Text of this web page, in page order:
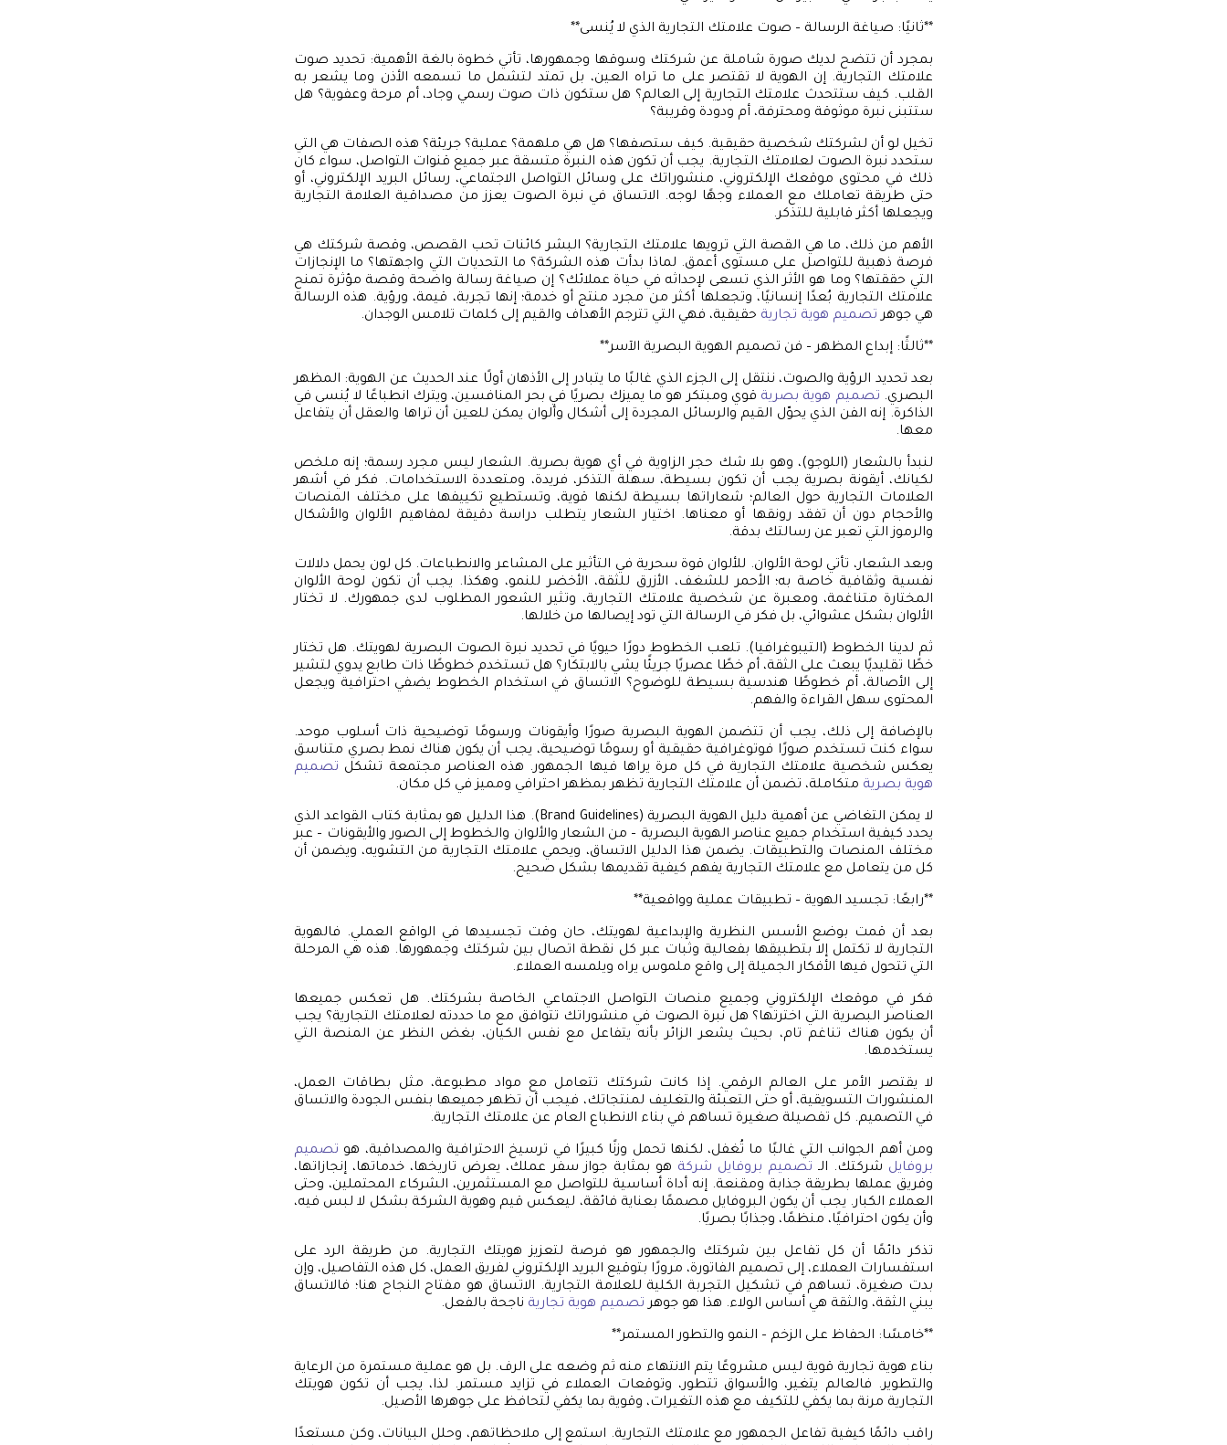
**ثانيًا: صياغة الرسالة – صوت علامتك التجارية الذي لا يُنسى**
بمجرد أن تتضح لديك صورة شاملة عن شركتك وسوقها وجمهورها، تأتي خطوة بالغة الأهمية: تحديد صوت
علامتك التجارية. إن الهوية لا تقتصر على ما تراه العين، بل تمتد لتشمل ما تسمعه الأذن وما يشعر به
القلب. كيف ستتحدث علامتك التجارية إلى العالم؟ هل ستكون ذات صوت رسمي وجاد، أم مرحة وعفوية؟ هل
ستتبنى نبرة موثوقة ومحترفة، أم ودودة وقريبة؟
تخيل لو أن لشركتك شخصية حقيقية. كيف ستصفها؟ هل هي ملهمة؟ عملية؟ جريئة؟ هذه الصفات هي التي
ستحدد نبرة الصوت لعلامتك التجارية. يجب أن تكون هذه النبرة متسقة عبر جميع قنوات التواصل، سواء كان
ذلك في محتوى موقعك الإلكتروني، منشوراتك على وسائل التواصل الاجتماعي، رسائل البريد الإلكتروني، أو
حتى طريقة تعاملك مع العملاء وجهًا لوجه. الاتساق في نبرة الصوت يعزز من مصداقية العلامة التجارية
ويجعلها أكثر قابلية للتذكر.
الأهم من ذلك، ما هي القصة التي ترويها علامتك التجارية؟ البشر كائنات تحب القصص، وقصة شركتك هي
فرصة ذهبية للتواصل على مستوى أعمق. لماذا بدأت هذه الشركة؟ ما التحديات التي واجهتها؟ ما الإنجازات
التي حققتها؟ وما هو الأثر الذي تسعى لإحداثه في حياة عملائك؟ إن صياغة رسالة واضحة وقصة مؤثرة تمنح
علامتك التجارية بُعدًا إنسانيًا، وتجعلها أكثر من مجرد منتج أو خدمة؛ إنها تجربة، قيمة، ورؤية. هذه الرسالة
هي جوهر تصميم هوية تجارية حقيقية، فهي التي تترجم الأهداف والقيم إلى كلمات تلامس الوجدان.
**ثالثًا: إبداع المظهر – فن تصميم الهوية البصرية الآسر**
بعد تحديد الرؤية والصوت، ننتقل إلى الجزء الذي غالبًا ما يتبادر إلى الأذهان أولًا عند الحديث عن الهوية: المظهر
البصري. تصميم هوية بصرية قوي ومبتكر هو ما يميزك بصريًا في بحر المنافسين، ويترك انطباعًا لا يُنسى في
الذاكرة. إنه الفن الذي يحوّل القيم والرسائل المجردة إلى أشكال وألوان يمكن للعين أن تراها والعقل أن يتفاعل
معها.
لنبدأ بالشعار (اللوجو)، وهو بلا شك حجر الزاوية في أي هوية بصرية. الشعار ليس مجرد رسمة؛ إنه ملخص
لكيانك، أيقونة بصرية يجب أن تكون بسيطة، سهلة التذكر، فريدة، ومتعددة الاستخدامات. فكر في أشهر
العلامات التجارية حول العالم؛ شعاراتها بسيطة لكنها قوية، وتستطيع تكييفها على مختلف المنصات
والأحجام دون أن تفقد رونقها أو معناها. اختيار الشعار يتطلب دراسة دقيقة لمفاهيم الألوان والأشكال
والرموز التي تعبر عن رسالتك بدقة.
وبعد الشعار، تأتي لوحة الألوان. للألوان قوة سحرية في التأثير على المشاعر والانطباعات. كل لون يحمل دلالات
نفسية وثقافية خاصة به؛ الأحمر للشغف، الأزرق للثقة، الأخضر للنمو، وهكذا. يجب أن تكون لوحة الألوان
المختارة متناغمة، ومعبرة عن شخصية علامتك التجارية، وتثير الشعور المطلوب لدى جمهورك. لا تختار
الألوان بشكل عشوائي، بل فكر في الرسالة التي تود إيصالها من خلالها.
ثم لدينا الخطوط (التيبوغرافيا). تلعب الخطوط دورًا حيويًا في تحديد نبرة الصوت البصرية لهويتك. هل تختار
خطًا تقليديًا يبعث على الثقة، أم خطًا عصريًا جريئًا يشي بالابتكار؟ هل تستخدم خطوطًا ذات طابع يدوي لتشير
إلى الأصالة، أم خطوطًا هندسية بسيطة للوضوح؟ الاتساق في استخدام الخطوط يضفي احترافية ويجعل
المحتوى سهل القراءة والفهم.
بالإضافة إلى ذلك، يجب أن تتضمن الهوية البصرية صورًا وأيقونات ورسومًا توضيحية ذات أسلوب موحد.
سواء كنت تستخدم صورًا فوتوغرافية حقيقية أو رسومًا توضيحية، يجب أن يكون هناك نمط بصري متناسق
يعكس شخصية علامتك التجارية في كل مرة يراها فيها الجمهور. هذه العناصر مجتمعة تشكل تصميم
هوية بصرية متكاملة، تضمن أن علامتك التجارية تظهر بمظهر احترافي ومميز في كل مكان.
لا يمكن التغاضي عن أهمية دليل الهوية البصرية (Brand Guidelines). هذا الدليل هو بمثابة كتاب القواعد الذي
يحدد كيفية استخدام جميع عناصر الهوية البصرية – من الشعار والألوان والخطوط إلى الصور والأيقونات – عبر
مختلف المنصات والتطبيقات. يضمن هذا الدليل الاتساق، ويحمي علامتك التجارية من التشويه، ويضمن أن
كل من يتعامل مع علامتك التجارية يفهم كيفية تقديمها بشكل صحيح.
**رابعًا: تجسيد الهوية – تطبيقات عملية وواقعية**
بعد أن قمت بوضع الأسس النظرية والإبداعية لهويتك، حان وقت تجسيدها في الواقع العملي. فالهوية
التجارية لا تكتمل إلا بتطبيقها بفعالية وثبات عبر كل نقطة اتصال بين شركتك وجمهورها. هذه هي المرحلة
التي تتحول فيها الأفكار الجميلة إلى واقع ملموس يراه ويلمسه العملاء.
فكر في موقعك الإلكتروني وجميع منصات التواصل الاجتماعي الخاصة بشركتك. هل تعكس جميعها
العناصر البصرية التي اخترتها؟ هل نبرة الصوت في منشوراتك تتوافق مع ما حددته لعلامتك التجارية؟ يجب
أن يكون هناك تناغم تام، بحيث يشعر الزائر بأنه يتفاعل مع نفس الكيان، بغض النظر عن المنصة التي
يستخدمها.
لا يقتصر الأمر على العالم الرقمي. إذا كانت شركتك تتعامل مع مواد مطبوعة، مثل بطاقات العمل،
المنشورات التسويقية، أو حتى التعبئة والتغليف لمنتجاتك، فيجب أن تظهر جميعها بنفس الجودة والاتساق
في التصميم. كل تفصيلة صغيرة تساهم في بناء الانطباع العام عن علامتك التجارية.
ومن أهم الجوانب التي غالبًا ما تُغفل، لكنها تحمل وزنًا كبيرًا في ترسيخ الاحترافية والمصداقية، هو تصميم
بروفايل شركتك. الـ تصميم بروفايل شركة هو بمثابة جواز سفر عملك، يعرض تاريخها، خدماتها، إنجازاتها،
وفريق عملها بطريقة جذابة ومقنعة. إنه أداة أساسية للتواصل مع المستثمرين، الشركاء المحتملين، وحتى
العملاء الكبار. يجب أن يكون البروفايل مصممًا بعناية فائقة، ليعكس قيم وهوية الشركة بشكل لا لبس فيه،
وأن يكون احترافيًا، منظمًا، وجذابًا بصريًا.
تذكر دائمًا أن كل تفاعل بين شركتك والجمهور هو فرصة لتعزيز هويتك التجارية. من طريقة الرد على
استفسارات العملاء، إلى تصميم الفاتورة، مرورًا بتوقيع البريد الإلكتروني لفريق العمل، كل هذه التفاصيل، وإن
بدت صغيرة، تساهم في تشكيل التجربة الكلية للعلامة التجارية. الاتساق هو مفتاح النجاح هنا؛ فالاتساق
يبني الثقة، والثقة هي أساس الولاء. هذا هو جوهر تصميم هوية تجارية ناجحة بالفعل.
**خامسًا: الحفاظ على الزخم – النمو والتطور المستمر**
بناء هوية تجارية قوية ليس مشروعًا يتم الانتهاء منه ثم وضعه على الرف. بل هو عملية مستمرة من الرعاية
والتطوير. فالعالم يتغير، والأسواق تتطور، وتوقعات العملاء في تزايد مستمر. لذا، يجب أن تكون هويتك
التجارية مرنة بما يكفي للتكيف مع هذه التغيرات، وقوية بما يكفي لتحافظ على جوهرها الأصيل.
راقب دائمًا كيفية تفاعل الجمهور مع علامتك التجارية. استمع إلى ملاحظاتهم، وحلل البيانات، وكن مستعدًا